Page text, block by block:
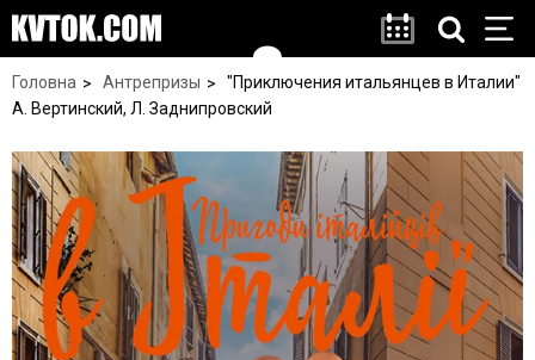
Головна Антрепризы
"Приключения итальянцев в Италии"
А. Вертинский, Л. Заднипровский